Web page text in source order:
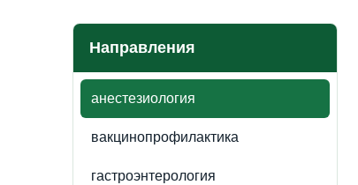
Направления
анестезиология
вакцинопрофилактика
гастроэнтерология